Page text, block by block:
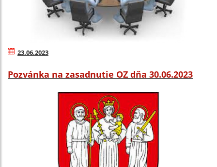
23.06.2023
Pozvánka na zasadnutie OZ dňa 30.06.2023